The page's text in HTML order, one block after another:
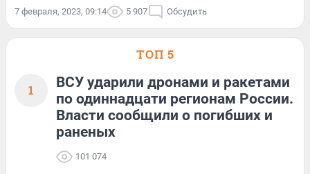
7 февраля, 2023, 09:14 5 907 Обсудить
ТОП 5
1
ВСУ ударили дронами и ракетами
по одиннадцати регионам России.
Власти сообщили о погибших и
раненых
101 074